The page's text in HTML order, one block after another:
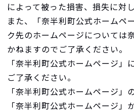
によって被った損害、損失に対
また、「奈半利町公式ホームペ
ク先のホームページについては
かねますのでご了承ください。
「奈半利町公式ホームページ
ご了承ください。
「奈半利町公式ホームページ
「奈半利町公式ホームページ